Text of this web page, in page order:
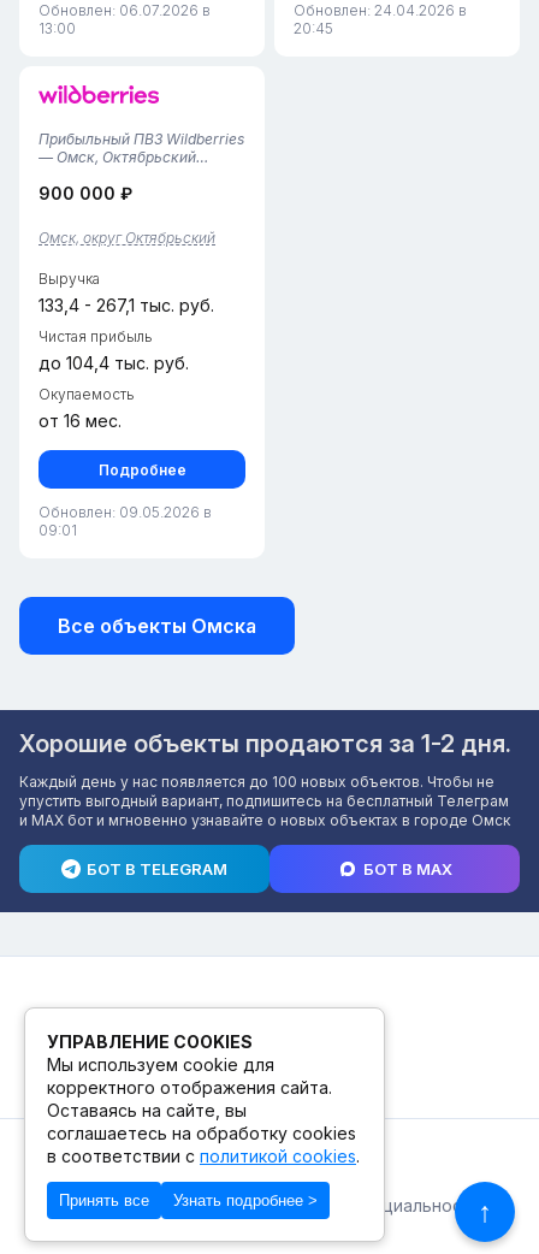
Обновлен: 06.07.2026 в
13:00
Обновлен: 24.04.2026 в
20:45
Прибыльный ПВЗ Wildberries
— Омск, Октябрьский
Октябрьский округ.• Срок
актив с наработанной базой
клиентов).• Тариф: 3,3% –
900 000 ₽
Омск, округ Октябрьский
Выручка
133,4 - 267,1 тыс. руб.
Чистая прибыль
до 104,4 тыс. руб.
Окупаемость
от 16 мес.
Подробнее
Обновлен: 09.05.2026 в
09:01
Все объекты Омска
Хорошие объекты продаются за 1-2 дня.
Каждый день у нас появляется до 100 новых объектов. Чтобы не
упустить выгодный вариант, подпишитесь на бесплатный Телеграм
и MAX бот и мгновенно узнавайте о новых объектах в городе Омск
БОТ В TELEGRAM БОТ В MAX
↑
© 2026. ПВЗ! БУТИК.
Публичная офертаПолитика конфиденциальности
© Сделано в Фидживеб
УПРАВЛЕНИЕ COOKIES
Мы используем cookie для
корректного отображения сайта.
Оставаясь на сайте, вы
соглашаетесь на обработку cookies
в соответствии с политикой cookies.
Принять все Узнать подробнее >